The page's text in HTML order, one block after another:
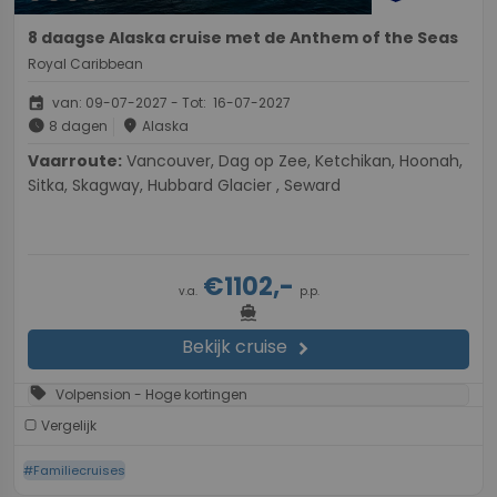
8 daagse Alaska cruise met de Anthem of the Seas
Royal Caribbean
event van: 09-07-2027 - Tot: 16-07-2027
schedule 8 dagen place Alaska
Vaarroute:
Sitka, Skagway, Hubbard Glacier , Seward
v.a.€1102,- p.p.
directions_boat
Bekijk cruise chevron_right
sell Volpension - Hoge kortingen
Vergelijk
#Familiecruises